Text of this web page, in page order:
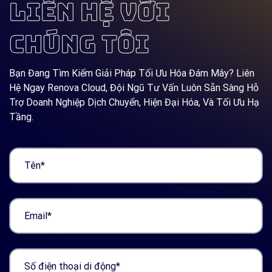
LIÊN HỆ VỚI
CHÚNG TÔI
Bạn Đang Tìm Kiếm Giải Pháp Tối Ưu Hóa Đám Mây? Liên
Hệ Ngay Renova Cloud, Đội Ngũ Tư Vấn Luôn Sẵn Sàng Hỗ
Trợ Doanh Nghiệp Dịch Chuyển, Hiện Đại Hóa, Và Tối Ưu Hạ
Tầng.